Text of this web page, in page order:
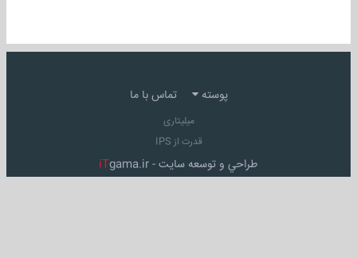
پوسته تماس با ما
میلیتاری
قدرت از IPS
طراحي و توسعه سايت - iTgama.ir